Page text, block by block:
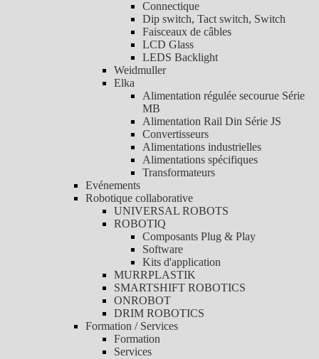
Connectique
Dip switch, Tact switch, Switch
Faisceaux de câbles
LCD Glass
LEDS Backlight
Weidmuller
Elka
Alimentation régulée secourue Série
MB
Alimentation Rail Din Série JS
Convertisseurs
Alimentations industrielles
Alimentations spécifiques
Transformateurs
Evénements
Robotique collaborative
UNIVERSAL ROBOTS
ROBOTIQ
Composants Plug & Play
Software
Kits d'application
MURRPLASTIK
SMARTSHIFT ROBOTICS
ONROBOT
DRIM ROBOTICS
Formation / Services
Formation
Services